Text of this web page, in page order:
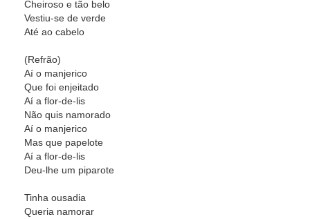
Cheiroso e tão belo
Vestiu-se de verde
Até ao cabelo
(Refrão)
Aí o manjerico
Que foi enjeitado
Aí a flor-de-lis
Não quis namorado
Aí o manjerico
Mas que papelote
Aí a flor-de-lis
Deu-lhe um piparote
Tinha ousadia
Queria namorar